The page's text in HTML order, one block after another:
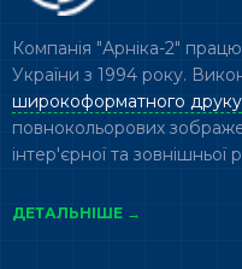
Компанія "Арніка-2"
України з 1994 року.
широкоформатного друку
повнокольорових
інтер'єрної та зовнішньої
ДЕТАЛЬНІШЕ →